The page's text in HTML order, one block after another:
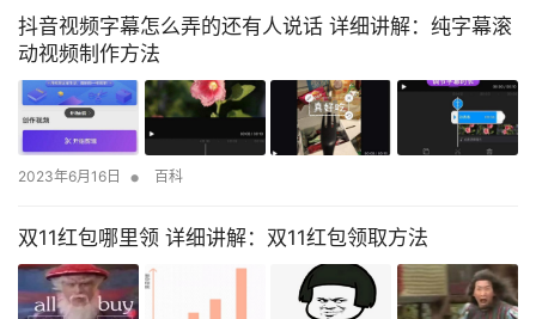
抖音视频字幕怎么弄的还有人说话 详细讲解：纯字幕滚
动视频制作方法
2023年6月16日 • 百科
双11红包哪里领 详细讲解：双11红包领取方法